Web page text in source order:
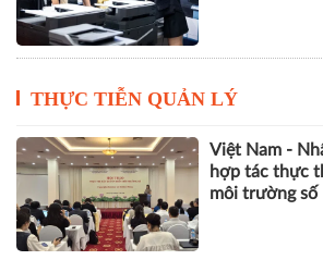
THỰC TIỄN QUẢN LÝ
Việt Nam -
hợp tác thực
môi trường số